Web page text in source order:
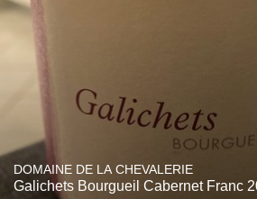
DOMAINE DE LA CHEVALERIE
Galichets Bourgueil Cabernet Franc